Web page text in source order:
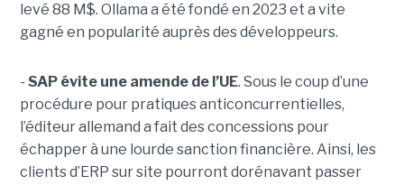
levé 88 M$. Ollama a été fondé en 2023 et a vite
gagné en popularité auprès des développeurs.
- SAP évite une amende de l’UE. Sous le coup d’une
procédure pour pratiques anticoncurrentielles,
l’éditeur allemand a fait des concessions pour
échapper à une lourde sanction financière. Ainsi, les
clients d’ERP sur site pourront dorénavant passer